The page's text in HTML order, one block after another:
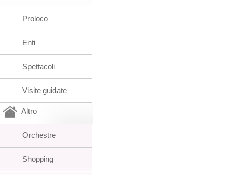
Proloco
Enti
Spettacoli
Visite guidate
Altro
Orchestre
Shopping